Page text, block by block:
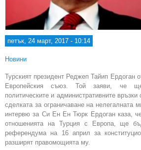
петък, 24 март, 2017 - 10:14
Новини
Турският президент Реджеп Тайип Ердоган
Европейския съюз. Той заяви, че ще
политическите и административните
сделката за ограничаване на нелегалната
интервю за Си Ен Ен Тюрк Ердоган каза,
отношенията на Турция с Европа, ще
референдума на 16 април за
разширят правомощията му.